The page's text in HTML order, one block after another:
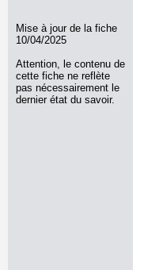
Mise à jour de la fiche
10/04/2025
Attention, le contenu de
cette fiche ne reflète
pas nécessairement le
dernier état du savoir.